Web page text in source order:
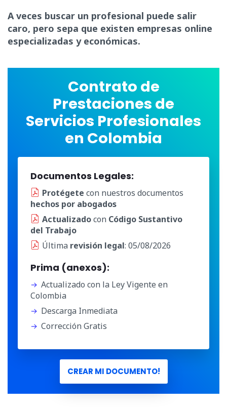
A veces buscar un profesional puede salir
caro, pero sepa que existen empresas online
especializadas y económicas.
Contrato de
Prestaciones de
Servicios Profesionales
en Colombia
Documentos Legales:
Protégete con nuestros documentos
hechos por abogados
Actualizadocon Código Sustantivo
del Trabajo
Última revisión legal: 05/08/2026
Prima (anexos):
Actualizado con la Ley Vigente en
Colombia
Descarga Inmediata
Corrección Gratis
CREAR MI DOCUMENTO!